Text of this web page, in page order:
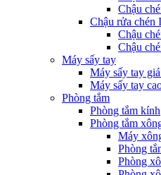
Chậu
Chậu rửa chén
Chậu
Chậu
Máy sấy tay
Máy sấy tay
Máy sấy tay
Phòng tắm
Phòng tắm kính
Phòng tắm
Máy
Phòng
Phòng